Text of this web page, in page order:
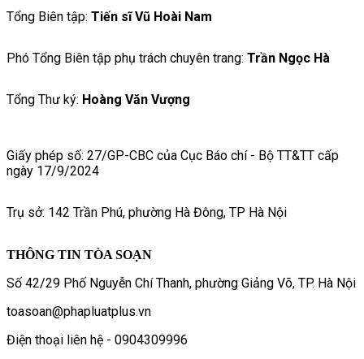
Tổng Biên tập: Tiến sĩ Vũ Hoài Nam
Phó Tổng Biên tập phụ trách chuyên trang: Trần Ngọc Hà
Tổng Thư ký: Hoàng Văn Vượng
Giấy phép số: 27/GP-CBC của Cục Báo chí - Bộ TT&TT cấp
ngày 17/9/2024
Trụ sở: 142 Trần Phú, phường Hà Đông, TP Hà Nội
THÔNG TIN TÒA SOẠN
Số 42/29 Phố Nguyễn Chí Thanh, phường Giảng Võ, TP. Hà Nội
toasoan@phapluatplus.vn
Điện thoại liên hệ - 0904309996